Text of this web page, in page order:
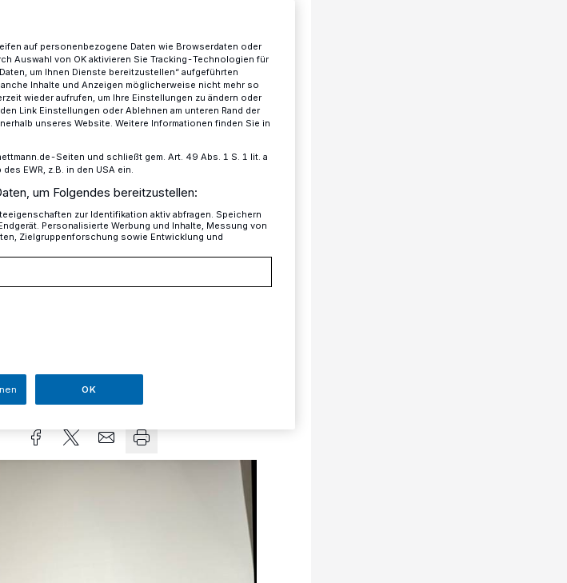
Intelligenz im
die MINT-Lehrkräfte
„MINT &
auf personenbezogene Daten wie Browserdaten oder
Auswahl von OK aktivieren Sie Tracking-Technologien für
um Ihnen Dienste bereitzustellen“ aufgeführten
Inhalte und Anzeigen möglicherweise nicht mehr so
wieder aufrufen, um Ihre Einstellungen zu ändern oder
Link Einstellungen oder Ablehnen am unteren Rand der
unseres Website. Weitere Informationen finden Sie in
Seiten und schließt gem. Art. 49 Abs. 1 S. 1 lit. a
EWR, z.B. in den USA ein.
um Folgendes bereitzustellen:
zur Identifikation aktiv abfragen. Speichern
Personalisierte Werbung und Inhalte, Messung von
Zielgruppenforschung sowie Entwicklung und
OK